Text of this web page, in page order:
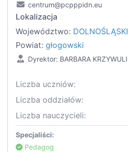
centrum@pcpppidn.eu
Lokalizacja
Województwo:
Powiat: głogowski
Dyrektor: BARBARA
Liczba uczniów:
Liczba oddziałów:
Liczba nauczycieli:
Specjaliści:
Pedagog